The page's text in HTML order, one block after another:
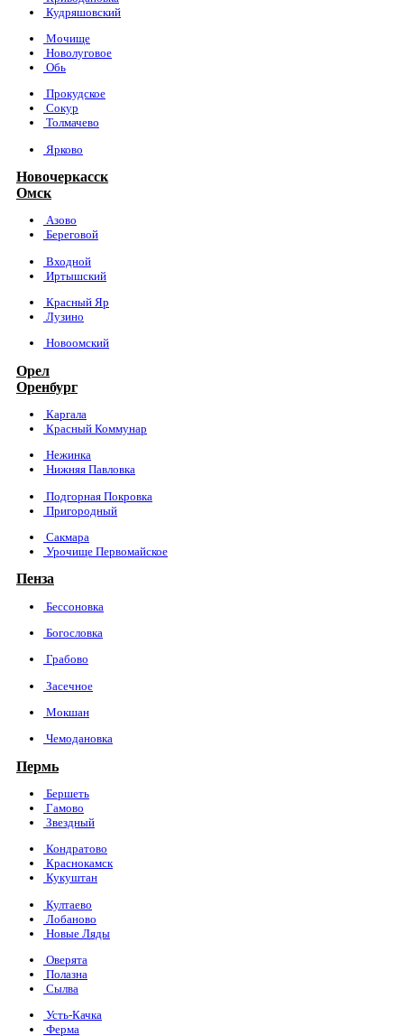
Кудряшовский
Мочище
Новолуговое
Обь
Прокудское
Сокур
Толмачево
Ярково
Новочеркасск
Омск
Азово
Береговой
Входной
Иртышский
Красный Яр
Лузино
Новоомский
Орел
Оренбург
Каргала
Красный Коммунар
Нежинка
Нижняя Павловка
Подгорная Покровка
Пригородный
Сакмара
Урочище Первомайское
Пенза
Бессоновка
Богословка
Грабово
Засечное
Мокшан
Чемодановка
Пермь
Бершеть
Гамово
Звездный
Кондратово
Краснокамск
Кукуштан
Култаево
Лобаново
Новые Ляды
Оверята
Полазна
Сылва
Усть-Качка
Ферма